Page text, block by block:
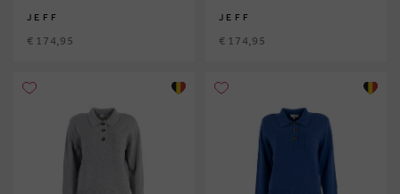
JEFF
€ 174,95
JEFF
€ 174,95